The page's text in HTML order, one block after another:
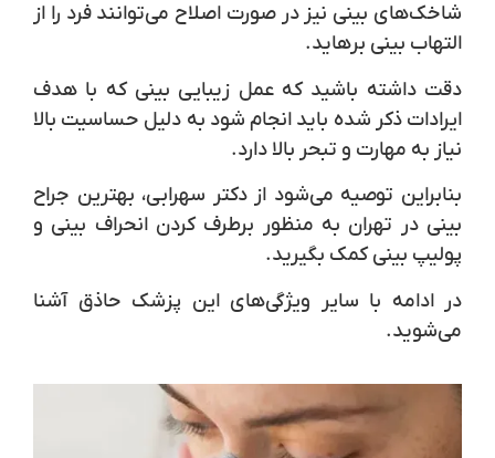
شاخک‌های بینی نیز در صورت اصلاح می‌توانند فرد را از
التهاب بینی برهاید.
دقت داشته باشید که عمل زیبایی بینی که با هدف
ایرادات ذکر شده باید انجام شود به دلیل حساسیت بالا
نیاز به مهارت و تبحر بالا دارد.
بنابراین توصیه می‌شود از دکتر سهرابی، بهترین جراح
بینی در تهران به منظور برطرف کردن انحراف بینی و
پولیپ بینی کمک بگیرید.
در ادامه با سایر ویژگی‌های این پزشک حاذق آشنا
می‌شوید.